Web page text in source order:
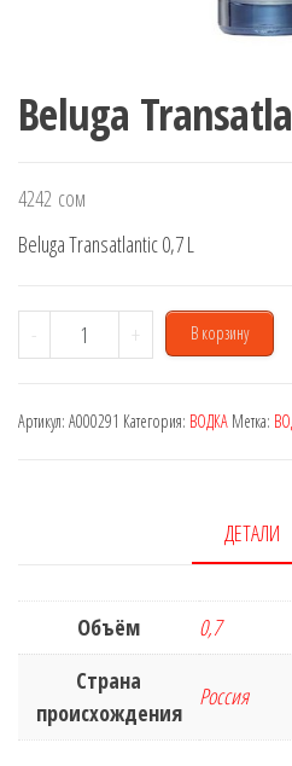
Beluga
4242 сом
Beluga Transatlantic 0,7 L
-
Количество
товара
Transatlantic
+ В корзину
Артикул: A000291 Категория: ВОДКА Метка:
ДЕТАЛИ
Объём
0,7
Страна
происхождения
Россия